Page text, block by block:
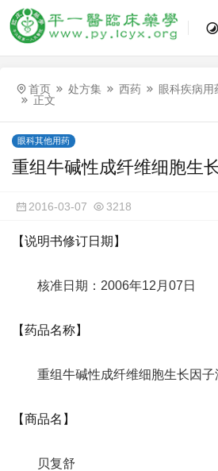
首页 处方集 西药 眼科疾病用
正文
眼科其他用药
重组牛碱性成纤维细胞生
2016-03-07 3218
【说明书修订日期】
核准日期：2006年12月07日
【药品名称】
重组牛碱性成纤维细胞生长因子
【商品名】
贝复舒